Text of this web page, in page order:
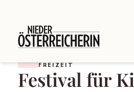
FREIZEIT
Festival für